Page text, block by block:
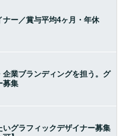
ー／賞与平均4ヶ月・年休
企業ブランディングを担う。グ
募集
グラフィックデザイナー募集